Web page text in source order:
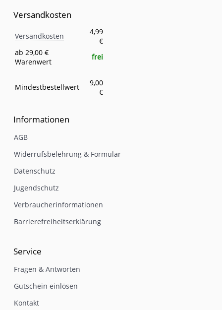
Versandkosten
Eigenschaft
Versandkosten
4,99
€
ab 29,00 €
Warenwert
frei
Mindestbestellwert
9,00
€
Informationen
AGB
Widerrufsbelehrung & Formular
Datenschutz
Jugendschutz
Verbraucherinformationen
Barrierefreiheitserklärung
Service
Fragen & Antworten
Gutschein einlösen
Kontakt